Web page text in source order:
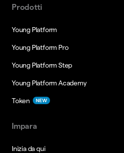
Prodotti
Young Platform
Young Platform Pro
Young Platform Step
Young Platform Academy
Token NEW
Impara
Inizia da qui